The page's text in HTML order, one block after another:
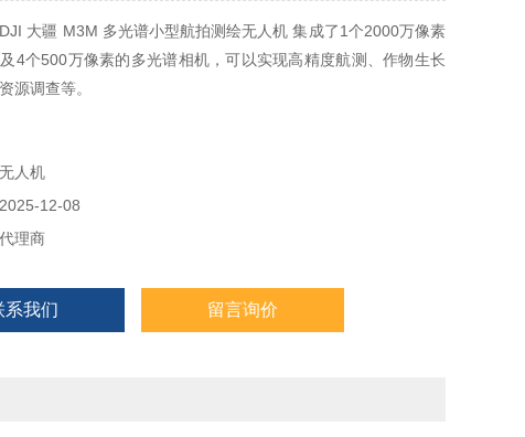
大疆 M3M 多光谱小型航拍测绘无人机 集成了1个2000万像素
4个500万像素的多光谱相机，可以实现高精度航测、作物生长
源调查等。
人机
12-08
理商
系我们 留言询价